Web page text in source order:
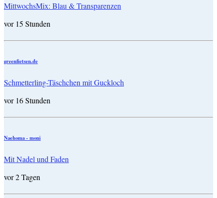
MittwochsMix: Blau & Transparenzen
vor 15 Stunden
greenfietsen.de
Schmetterling-Täschchen mit Guckloch
vor 16 Stunden
Naehoma - moni
Mit Nadel und Faden
vor 2 Tagen